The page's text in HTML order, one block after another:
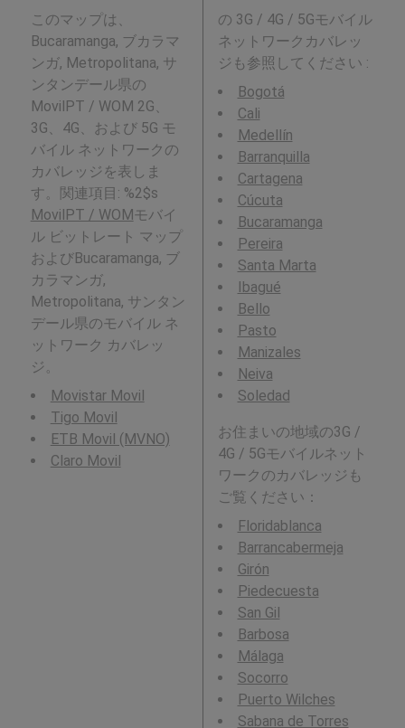
このマップは、
Bucaramanga, ブカラマ
ンガ, Metropolitana, サ
ンタンデール県の
MovilPT / WOM 2G、
3G、4G、および 5G モ
バイル ネットワークの
カバレッジを表しま
す。関連項目: %2$s
MovilPT / WOMモバイ
ル ビットレート マップ
およびBucaramanga, ブ
カラマンガ,
Metropolitana, サンタン
デール県のモバイル ネ
ットワーク カバレッ
ジ。
Movistar Movil
Tigo Movil
ETB Movil (MVNO)
Claro Movil
の 3G / 4G / 5Gモバイル
ネットワークカバレッ
ジも参照してください :
Bogotá
Cali
Medellín
Barranquilla
Cartagena
Cúcuta
Bucaramanga
Pereira
Santa Marta
Ibagué
Bello
Pasto
Manizales
Neiva
Soledad
お住まいの地域の3G /
4G / 5Gモバイルネット
ワークのカバレッジも
ご覧ください：
Floridablanca
Barrancabermeja
Girón
Piedecuesta
San Gil
Barbosa
Málaga
Socorro
Puerto Wilches
Sabana de Torres